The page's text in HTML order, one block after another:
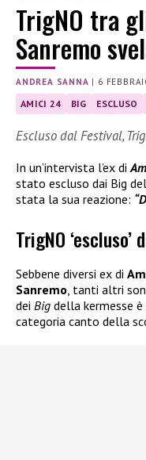
TrigNO tra
Sanremo
ANDREA SANNA | 6
AMICI 24 BIG ESCLUSO
Escluso dal Festival,
In un’intervista l’ex di
stato escluso dai Big del
stata la sua reazione:
TrigNO
Sebbene diversi ex di
Sanremo, tanti altri
dei Big della kermesse
categoria canto della